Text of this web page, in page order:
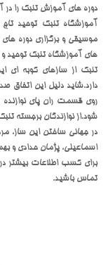
دوره های آموزش تنبک را در
آموزشگاه تنبک توحید
های آموزشگاه تنبک توحید
تنبک از سازهای کوبه ای
دارد.شاید دلیل این اتفاق
روی قسمت ران پای
شود.از نوازندگان برجسته
در جهانی ساختن این ساز،
اسماعیلی، پژمان حدادی و
برای کسب اطلاعات بیشتر
تماس باشید.